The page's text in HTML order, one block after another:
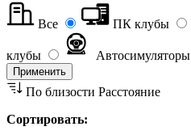
Все ПК клубы
клубы Автосимуляторы
Применить
По близости Расстояние
Сортировать: